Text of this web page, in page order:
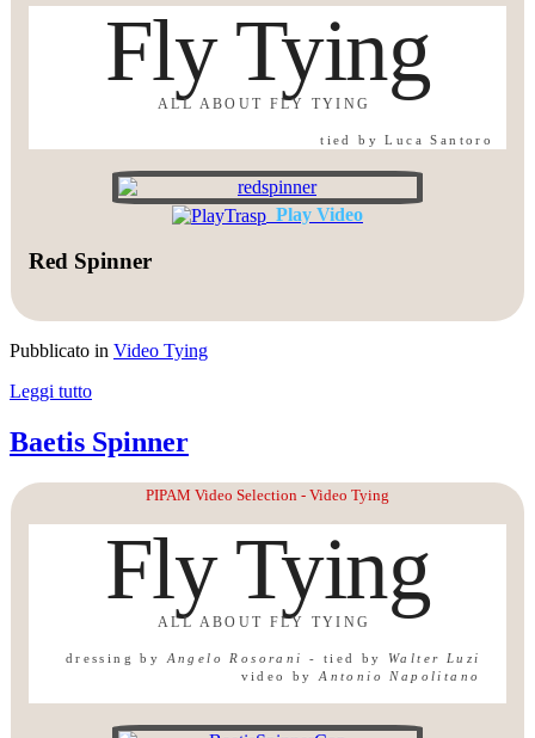
Fly Tying
ALL ABOUT FLY TYING
tied by Luca Santoro
Play Video
Red Spinner
Pubblicato in Video Tying
Leggi tutto
Baetis Spinner
PIPAM Video Selection - Video Tying
Fly Tying
ALL ABOUT FLY TYING
dressing by Angelo Rosorani - tied by Walter Luzi
video byAntonio Napolitano